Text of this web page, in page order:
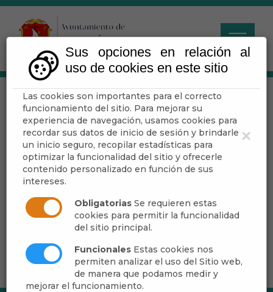
×
Sus opciones en relación al
uso de cookies en este sitio
Las cookies son importantes para el correcto
funcionamiento del sitio. Para mejorar su
experiencia de navegación, usamos cookies para
recordar sus datos de inicio de sesión y brindarle
un inicio seguro, recopilar estadísticas para
optimizar la funcionalidad del sitio y ofrecerle
contenido personalizado en función de sus
intereses.
Obligatorias Se requieren estas
cookies para permitir la funcionalidad
del sitio principal.
Funcionales Estas cookies nos
permiten analizar el uso del Sitio web,
de manera que podamos medir y
mejorar el funcionamiento.
Sanidad
Farmacias